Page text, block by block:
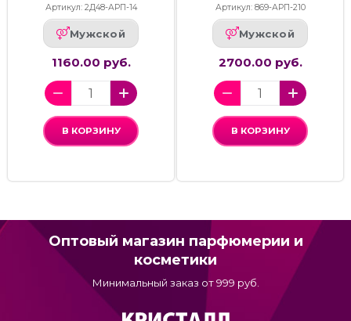
Артикул: 2Д48-АРП-14
Мужской
1160.00 руб.
В КОРЗИНУ
Артикул: 869-АРП-210
Мужской
2700.00 руб.
В КОРЗИНУ
Оптовый магазин парфюмерии и
косметики
Минимальный заказ от 999 руб.